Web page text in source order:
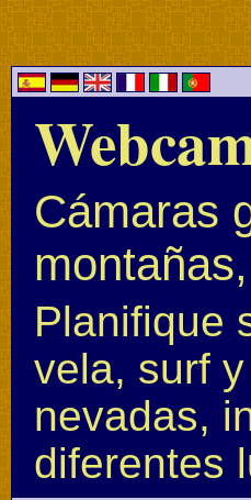
Cámaras
Planifique
vela, surf
nevadas,
diferentes